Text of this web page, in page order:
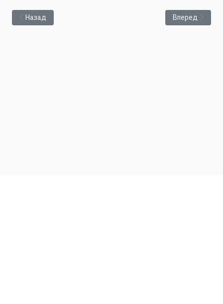
Предыдущий: Свежий номер журнала Вестник ПФИЦ
Назад Следующий:
Вперед